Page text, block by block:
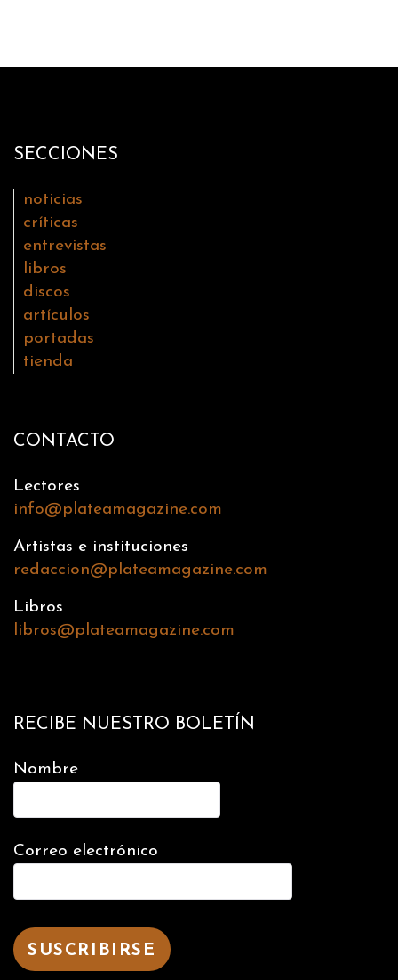
SECCIONES
noticias
críticas
entrevistas
libros
discos
artículos
portadas
tienda
CONTACTO
Lectores
info@plateamagazine.com
Artistas e instituciones
redaccion@plateamagazine.com
Libros
libros@plateamagazine.com
RECIBE NUESTRO BOLETÍN
Nombre
Correo electrónico